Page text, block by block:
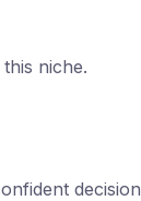
niche.